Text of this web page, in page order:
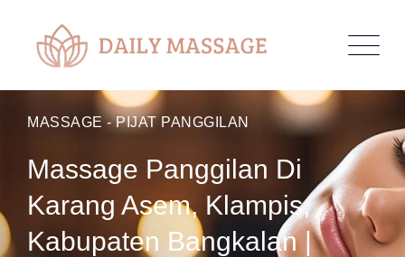
MASSAGE - PIJAT PANGGILAN
Massage Panggilan Di
Karang Asem, Klampis,
Kabupaten Bangkalan |